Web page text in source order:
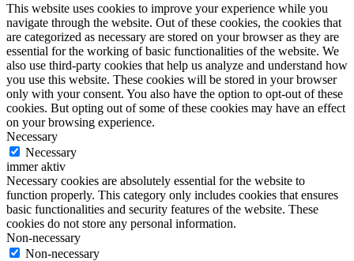
This website uses cookies to improve your experience while you
navigate through the website. Out of these cookies, the cookies that
are categorized as necessary are stored on your browser as they are
essential for the working of basic functionalities of the website. We
also use third-party cookies that help us analyze and understand how
you use this website. These cookies will be stored in your browser
only with your consent. You also have the option to opt-out of these
cookies. But opting out of some of these cookies may have an effect
on your browsing experience.
Necessary
Necessary
immer aktiv
Necessary cookies are absolutely essential for the website to
function properly. This category only includes cookies that ensures
basic functionalities and security features of the website. These
cookies do not store any personal information.
Non-necessary
Non-necessary